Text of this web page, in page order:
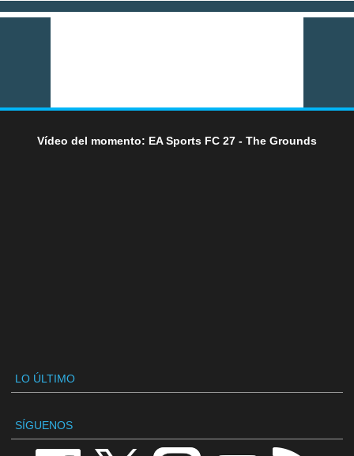
Vídeo del momento: EA Sports FC 27 - The Grounds
LO ÚLTIMO
SÍGUENOS